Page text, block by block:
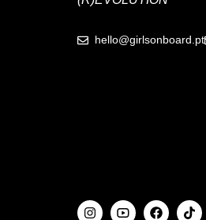
hello@girlsonboard.pt